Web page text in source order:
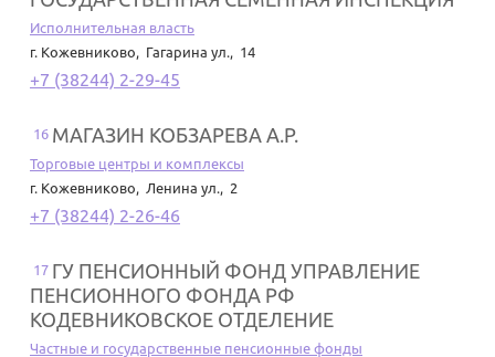
Исполнительная власть
г. Кожевниково, Гагарина ул., 14
+7 (38244) 2-29-45
16 МАГАЗИН КОБЗАРЕВА А.Р.
Торговые центры и комплексы
г. Кожевниково, Ленина ул., 2
+7 (38244) 2-26-46
17 ГУ ПЕНСИОННЫЙ ФОНД УПРАВЛЕНИЕ
ПЕНСИОННОГО ФОНДА РФ
КОДЕВНИКОВСКОЕ ОТДЕЛЕНИЕ
Частные и государственные пенсионные фонды